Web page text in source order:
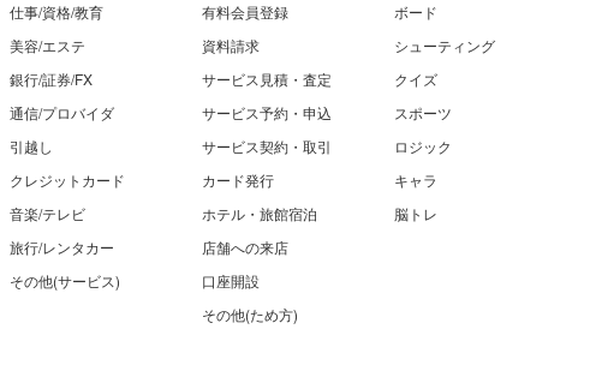
仕事/資格/教育
美容/エステ
銀行/証券/FX
通信/プロバイダ
引越し
クレジットカード
音楽/テレビ
旅行/レンタカー
その他(サービス)
有料会員登録
資料請求
サービス見積・査定
サービス予約・申込
サービス契約・取引
カード発行
ホテル・旅館宿泊
店舗への来店
口座開設
その他(ため方)
ボード
シューティング
クイズ
スポーツ
ロジック
キャラ
脳トレ